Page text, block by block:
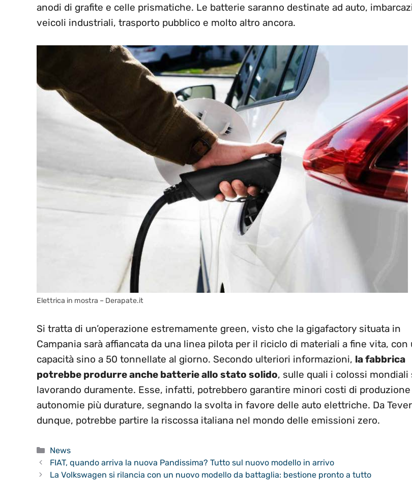
anodi di grafite e celle prismatiche. Le batterie saranno destinate ad auto,
veicoli industriali, trasporto pubblico e molto altro ancora.
Elettrica in mostra – Derapate.it
Si tratta di un’operazione estremamente green, visto che la gigafactory situata in
Campania sarà affiancata da una linea pilota per il riciclo di materiali a fine vita, con
capacità sino a 50 tonnellate al giorno. Secondo ulteriori informazioni, la fabbrica
potrebbe produrre anche batterie allo stato solido, sulle quali i colossi mondiali
lavorando duramente. Esse, infatti, potrebbero garantire minori costi di produzione
autonomie più durature, segnando la svolta in favore delle auto elettriche. Da
dunque, potrebbe partire la riscossa italiana nel mondo delle emissioni zero.
Categorie
News
FIAT, quando arriva la nuova Pandissima? Tutto sul nuovo modello in arrivo
La Volkswagen si rilancia con un nuovo modello da battaglia: bestione pronto a tutto